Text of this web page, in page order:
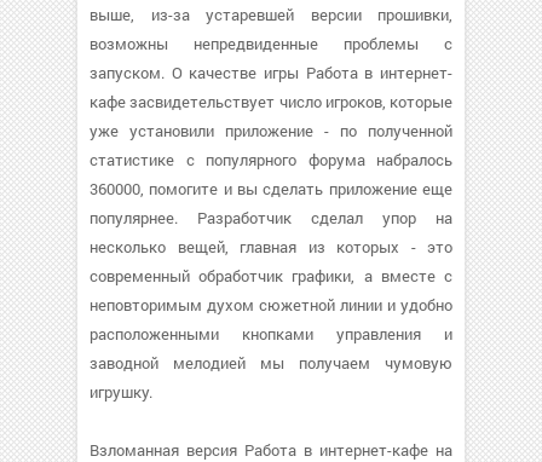
выше, из-за устаревшей версии прошивки,
возможны непредвиденные проблемы с
запуском. О качестве игры Работа в интернет-
кафе засвидетельствует число игроков, которые
уже установили приложение - по полученной
статистике с популярного форума набралось
360000, помогите и вы сделать приложение еще
популярнее. Разработчик сделал упор на
несколько вещей, главная из которых - это
современный обработчик графики, а вместе с
неповторимым духом сюжетной линии и удобно
расположенными кнопками управления и
заводной мелодией мы получаем чумовую
игрушку.
Взломанная версия Работа в интернет-кафе на